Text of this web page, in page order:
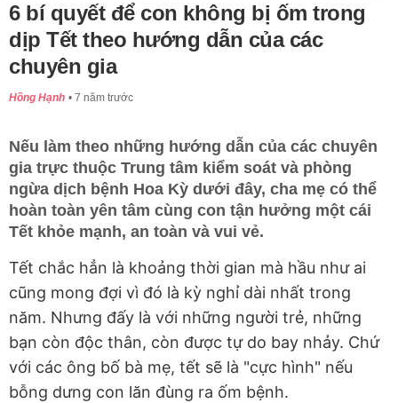
6 bí quyết để con không bị ốm trong
dịp Tết theo hướng dẫn của các
chuyên gia
Hồng Hạnh 7 năm trước
Nếu làm theo những hướng dẫn của các chuyên
gia trực thuộc Trung tâm kiểm soát và phòng
ngừa dịch bệnh Hoa Kỳ dưới đây, cha mẹ có thể
hoàn toàn yên tâm cùng con tận hưởng một cái
Tết khỏe mạnh, an toàn và vui vẻ.
Tết chắc hẳn là khoảng thời gian mà hầu như ai
cũng mong đợi vì đó là kỳ nghỉ dài nhất trong
năm. Nhưng đấy là với những người trẻ, những
bạn còn độc thân, còn được tự do bay nhảy. Chứ
với các ông bố bà mẹ, tết sẽ là "cực hình" nếu
bỗng dưng con lăn đùng ra ốm bệnh.